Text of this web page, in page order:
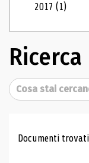
2017(1)
Ricerca
Cerca
Documenti